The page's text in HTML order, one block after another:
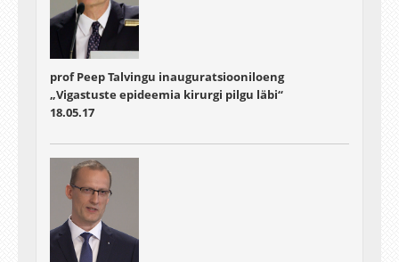
prof Peep Talvingu inauguratsiooniloeng
„Vigastuste epideemia kirurgi pilgu läbi“
18.05.17